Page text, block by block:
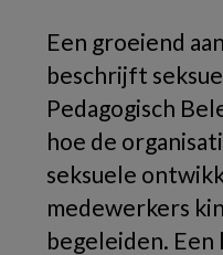
Een groeiend
beschrijft
Pedagogisch
hoe de
seksuele
medewerkers
begeleiden. Een